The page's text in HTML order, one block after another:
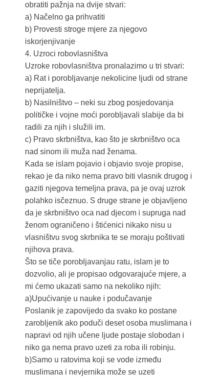
obratiti pažnja na dvije stvari:
a) Načelno ga prihvatiti
b) Provesti stroge mjere za njegovo
iskorjenjivanje
4. Uzroci robovlasništva
Uzroke robovlasništva pronalazimo u tri stvari:
a) Rat i porobljavanje nekolicine ljudi od strane
neprijatelja.
b) Nasilništvo – neki su zbog posjedovanja
političke i vojne moći porobljavali slabije da bi
radili za njih i služili im.
c) Pravo skrbništva, kao što je skrbništvo oca
nad sinom ili muža nad ženama.
Kada se islam pojavio i objavio svoje propise,
rekao je da niko nema pravo biti vlasnik drugog i
gaziti njegova temeljna prava, pa je ovaj uzrok
polahko isčeznuo. S druge strane je objavljeno
da je skrbništvo oca nad djecom i supruga nad
ženom ograničeno i štićenici nikako nisu u
vlasništvu svog skrbnika te se moraju poštivati
njihova prava.
Što se tiče porobljavanjau ratu, islam je to
dozvolio, ali je propisao odgovarajuće mjere, a
mi ćemo ukazati samo na nekoliko njih:
a)Upućivanje u nauke i podučavanje
Poslanik je zapovijedo da svako ko postane
zarobljenik ako poduči deset osoba muslimana i
napravi od njih učene ljude postaje slobodan i
niko ga nema pravo uzeti za roba ili robinju.
b)Samo u ratovima koji se vode između
muslimana i nevjernika može se uzeti